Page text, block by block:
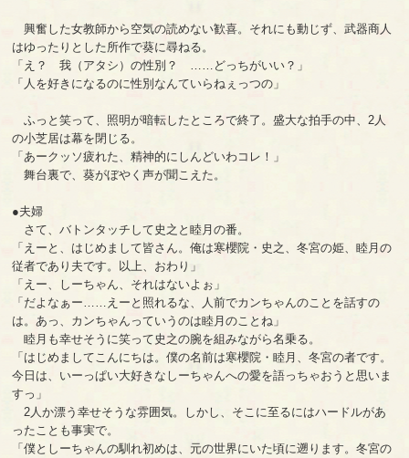
興奮した女教師から空気の読めない歓喜。それにも動じず、武器商人
はゆったりとした所作で葵に尋ねる。
「え？ 我（アタシ）の性別？ ……どっちがいい？」
「人を好きになるのに性別なんていらねぇっつの」
ふっと笑って、照明が暗転したところで終了。盛大な拍手の中、2人
の小芝居は幕を閉じる。
「あークッソ疲れた、精神的にしんどいわコレ！」
舞台裏で、葵がぼやく声が聞こえた。
●夫婦
さて、バトンタッチして史之と睦月の番。
「えーと、はじめまして皆さん。俺は寒櫻院・史之、冬宮の姫、睦月の
従者であり夫です。以上、おわり」
「えー、しーちゃん、それはないよぉ」
「だよなぁー……えーと照れるな、人前でカンちゃんのことを話すの
は。あっ、カンちゃんっていうのは睦月のことね」
睦月も幸せそうに笑って史之の腕を組みながら名乗る。
「はじめましてこんにちは。僕の名前は寒櫻院・睦月、冬宮の者です。
今日は、いーっぱい大好きなしーちゃんへの愛を語っちゃおうと思いま
すっ」
2人か漂う幸せそうな雰囲気。しかし、そこに至るにはハードルがあ
ったことも事実で。
「僕としーちゃんの馴れ初めは、元の世界にいた頃に遡ります。冬宮の